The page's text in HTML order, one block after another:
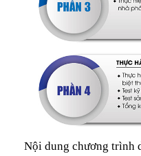
Nội dung chương trình